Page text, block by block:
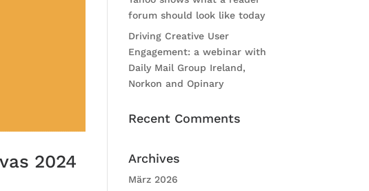
2024
forum should look like today
Driving Creative User
Engagement: a webinar with
Daily Mail Group Ireland,
Norkon and Opinary
Recent Comments
Archives
März 2026